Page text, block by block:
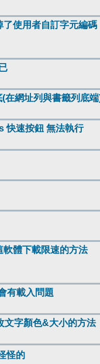
使用者自訂字元編碼
在網址列與書籤列底
快速按鈕 無法執行
體下載限速的方法
有載入問題
文字顏色&大小的方法
怪的